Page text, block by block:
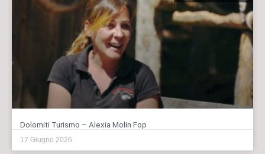
Dolomiti Turismo – Alexia Molin Fop
17 Giugno 2026